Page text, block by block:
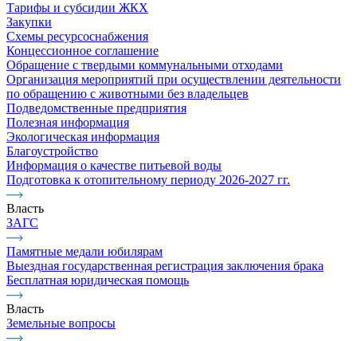
Тарифы и субсидии ЖКХ
Закупки
Схемы ресурсоснабжения
Концессионное соглашение
Обращение с твердыми коммунальными отходами
Организация мероприятий при осуществлении деятельности
по обращению с животными без владельцев
Подведомственные предприятия
Полезная информация
Экологическая информация
Благоустройство
Информация о качестве питьевой воды
Подготовка к отопительному периоду 2026-2027 гг.
Власть
ЗАГС
Памятные медали юбилярам
Выездная государственная регистрация заключения брака
Бесплатная юридическая помощь
Власть
Земельные вопросы